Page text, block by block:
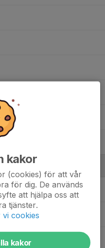
kakor
(cookies) för att vår
för dig. De används
att hjälpa oss att
tjänster.
vi cookies
kakor